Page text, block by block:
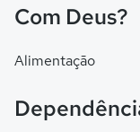
Com Deus?
Alimentação